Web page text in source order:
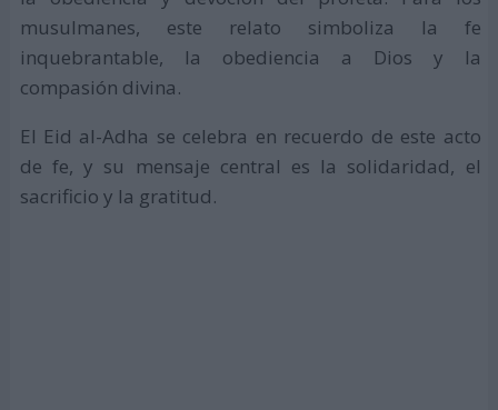
musulmanes, este relato simboliza la fe
inquebrantable, la obediencia a Dios y la
compasión divina.
El Eid al-Adha se celebra en recuerdo de este acto
de fe, y su mensaje central es la solidaridad, el
sacrificio y la gratitud.